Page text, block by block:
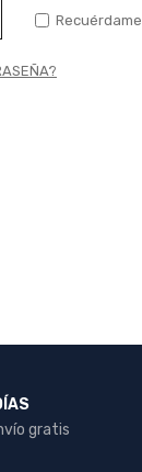
Recuérdame
gratis